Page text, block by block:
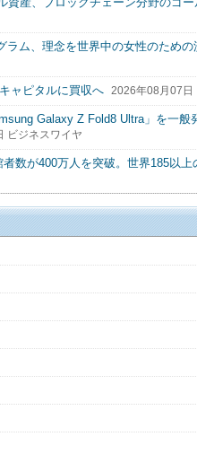
ム、理念を世界中の女性のため
ャピタルに買収へ 2026年08月07日
Galaxy Z Fold8 Ultra」を一般
ビジネスワイヤ
数が400万人を突破。世界185以上